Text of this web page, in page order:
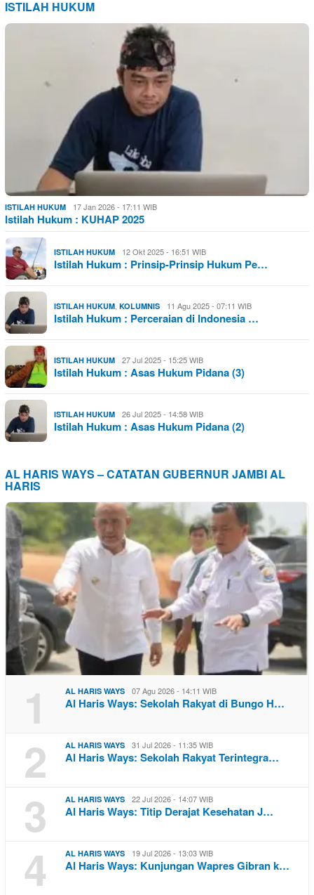
ISTILAH HUKUM
ISTILAH HUKUM 17 Jan 2026 - 17:11 WIB
Istilah Hukum : KUHAP 2025
ISTILAH HUKUM 12 Okt 2025 - 16:51 WIB
Istilah Hukum : Prinsip-Prinsip Hukum Pe…
ISTILAH HUKUM KOLUMNIS 11 Agu 2025 - 07:11 WIB
Istilah Hukum : Perceraian di Indonesia …
ISTILAH HUKUM 27 Jul 2025 - 15:25 WIB
Istilah Hukum : Asas Hukum Pidana (3)
ISTILAH HUKUM 26 Jul 2025 - 14:58 WIB
Istilah Hukum : Asas Hukum Pidana (2)
AL HARIS WAYS – CATATAN GUBERNUR JAMBI AL
HARIS
1 AL HARIS WAYS 07 Agu 2026 - 14:11 WIB
Al Haris Ways: Sekolah Rakyat di Bungo H…
2 AL HARIS WAYS 31 Jul 2026 - 11:35 WIB
Al Haris Ways: Sekolah Rakyat Terintegra…
3 AL HARIS WAYS 22 Jul 2026 - 14:07 WIB
Al Haris Ways: Titip Derajat Kesehatan J…
4 AL HARIS WAYS 19 Jul 2026 - 13:03 WIB
Al Haris Ways: Kunjungan Wapres Gibran k…